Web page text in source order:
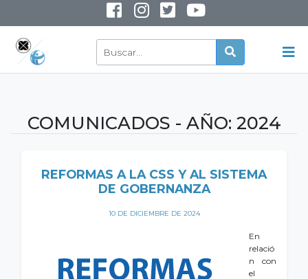
COMUNICADOS - AÑO: 2024
REFORMAS A LA CSS Y AL SISTEMA
DE GOBERNANZA
10 DE DICIEMBRE DE 2024
En
relació
n con
el